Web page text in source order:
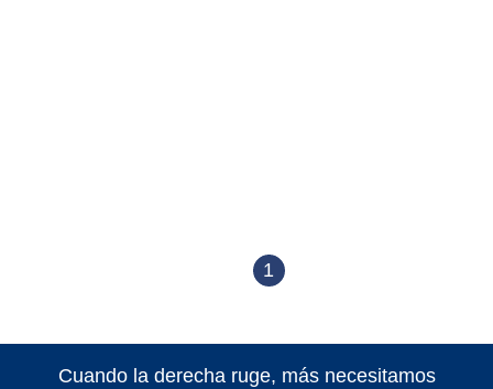
1
Cuando la derecha ruge, más necesitamos